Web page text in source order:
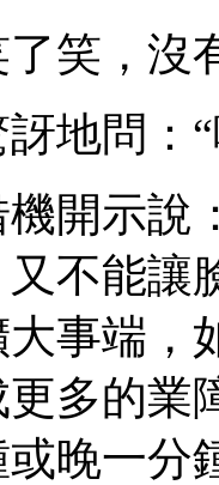
笑，沒
問：“
示說：
不能讓
事端，
多的業
晚一分